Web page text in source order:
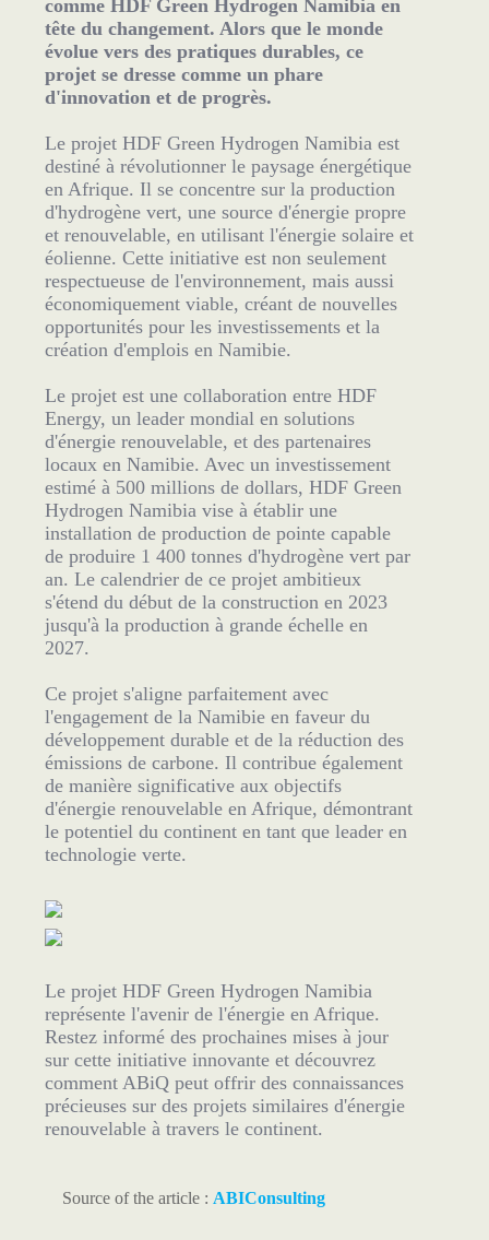
comme HDF Green Hydrogen Namibia en
tête du changement. Alors que le monde
évolue vers des pratiques durables, ce
projet se dresse comme un phare
d'innovation et de progrès.
Le projet HDF Green Hydrogen Namibia est
destiné à révolutionner le paysage énergétique
en Afrique. Il se concentre sur la production
d'hydrogène vert, une source d'énergie propre
et renouvelable, en utilisant l'énergie solaire et
éolienne. Cette initiative est non seulement
respectueuse de l'environnement, mais aussi
économiquement viable, créant de nouvelles
opportunités pour les investissements et la
création d'emplois en Namibie.
Le projet est une collaboration entre HDF
Energy, un leader mondial en solutions
d'énergie renouvelable, et des partenaires
locaux en Namibie. Avec un investissement
estimé à 500 millions de dollars, HDF Green
Hydrogen Namibia vise à établir une
installation de production de pointe capable
de produire 1 400 tonnes d'hydrogène vert par
an. Le calendrier de ce projet ambitieux
s'étend du début de la construction en 2023
jusqu'à la production à grande échelle en
2027.
Ce projet s'aligne parfaitement avec
l'engagement de la Namibie en faveur du
développement durable et de la réduction des
émissions de carbone. Il contribue également
de manière significative aux objectifs
d'énergie renouvelable en Afrique, démontrant
le potentiel du continent en tant que leader en
technologie verte.
Le projet HDF Green Hydrogen Namibia
représente l'avenir de l'énergie en Afrique.
Restez informé des prochaines mises à jour
sur cette initiative innovante et découvrez
comment ABiQ peut offrir des connaissances
précieuses sur des projets similaires d'énergie
renouvelable à travers le continent.
Source of the article : ABIConsulting